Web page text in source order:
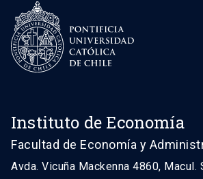
Instituto de Economía
Facultad de Economía y
Avda. Vicuña Mackenna 4860, Macul.